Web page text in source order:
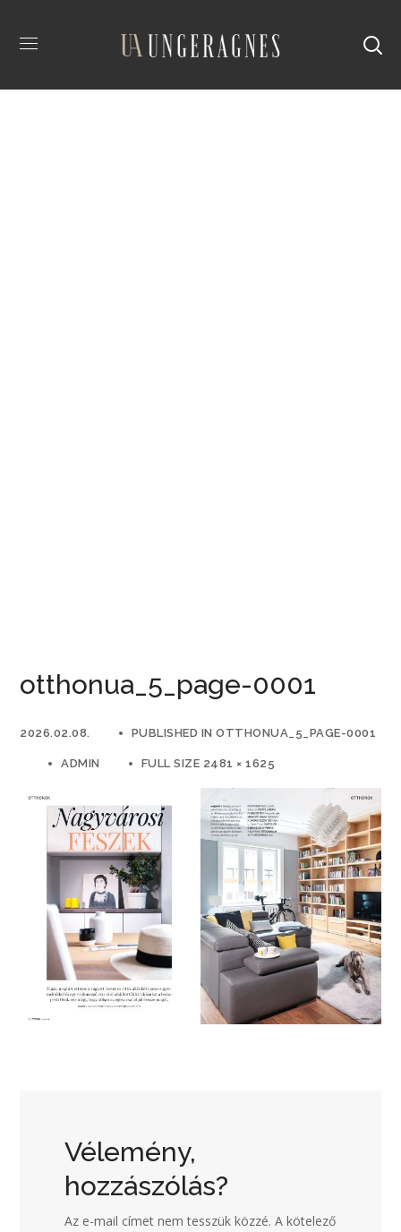
otthonua_5_page-0001
2026.02.08. PUBLISHED INOTTHONUA_5_PAGE-0001
ADMIN FULL SIZE 2481 × 1625
Vélemény,
hozzászólás?
Az e-mail címet nem tesszük közzé. A kötelező